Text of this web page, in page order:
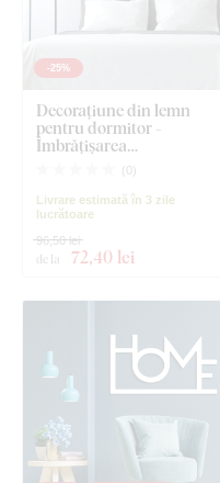
-25%
Decorațiune din lemn
pentru dormitor -
Îmbrățișarea
îndrăgostiților
( 0)
Livrare estimată în 3 zile
lucrătoare
de la 72,40 lei
96,50 lei